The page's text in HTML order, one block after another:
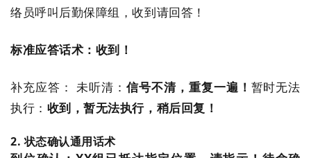
络员呼叫后勤保障组，收到请回答！
标准应答话术：收到！
补充应答： 未听清： 信号不清，重复一遍！ 暂时无法
执行： 收到，暂无法执行，稍后回复！
2. 状态确认通用话术